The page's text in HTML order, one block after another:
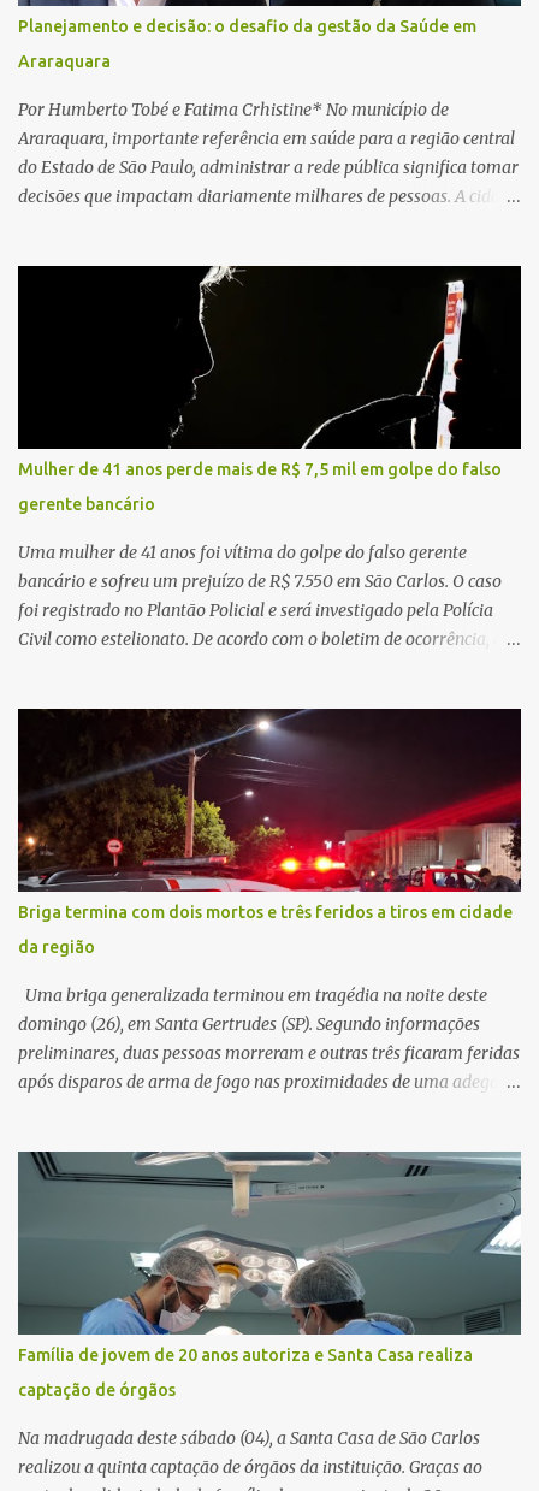
da Unidade de Suporte Avançado constataram o óbito da vítima.
Fonte: São Carlos Agora
Planejamento e decisão: o desafio da gestão da Saúde em
Araraquara
Por Humberto Tobé e Fatima Crhistine* No município de
Araraquara, importante referência em saúde para a região central
do Estado de São Paulo, administrar a rede pública significa tomar
decisões que impactam diariamente milhares de pessoas. A cidade
município, mas também de diversas cidades do entorno,
ampliando significativamente a responsabilidade da gestão sobre
o Sistema Único de Saúde (SUS). Nos últimos anos, o Governo
Federal tem ampliado investimentos destinados ao fortalecimento
da atenção básica, da infraestrutura hospitalar e da
regionalização dos serviços de saúde. Entretanto, em um cenário
de demandas crescentes e recursos necessariamente limitados, a
principal missão da gestão pública não é apenas investir mais,
mas decidir melhor onde investir para produzir o maior benefício
possível à população. Essa reflexão encontra respaldo tanto na
teoria da admini...
Mulher de 41 anos perde mais de R$ 7,5 mil em golpe do falso
gerente bancário
Uma mulher de 41 anos foi vítima do golpe do falso gerente
bancário e sofreu um prejuízo de R$ 7.550 em São Carlos. O caso
foi registrado no Plantão Policial e será investigado pela Polícia
Civil como estelionato. De acordo com o boletim de ocorrência, a
suspeito alegou que seria necessário atualizar o cadastro da conta
e passou a orientar a vítima sobre os procedimentos que deveriam
ser realizados. Dias depois, o golpista enviou um documento em
PDF simulando uma comunicação oficial da instituição financeira.
Na sequência, entrou em contato por telefone e encaminhou um
link, orientando a vítima a acessá-lo pelo computador para
concluir a suposta atualização cadastral. Após realizar o
procedimento, a conta bancária ficou bloqueada por algumas
horas. Sem conseguir acessar o sistema, a vítima tentou
novamente contato com o suposto gerente, mas não obteve
resposta. Na segunda-fe...
Briga termina com dois mortos e três feridos a tiros em cidade
da região
Uma briga generalizada terminou em tragédia na noite deste
domingo (26), em Santa Gertrudes (SP). Segundo informações
preliminares, duas pessoas morreram e outras três ficaram feridas
após disparos de arma de fogo nas proximidades de uma adega. O
começado dentro do estabelecimento e se estendido para a área
externa, quando dois homens armados passaram a efetuar
diversos disparos. Duas vítimas morreram ainda no local. Outras
três pessoas foram baleadas e socorridas. Até o momento, não
foram divulgadas informações oficiais sobre o estado de saúde dos
feridos. Equipes da Polícia Militar de Santa Gertrudes atenderam a
ocorrência e isolaram a área para o trabalho da perícia. Até a
última atualização, nenhum suspeito havia sido preso. A Polícia
Civil investigará a motivação da briga, a autoria dos disparos e as
circunstâncias do crime. A ocorrência segue em anda...
Família de jovem de 20 anos autoriza e Santa Casa realiza
captação de órgãos
Na madrugada deste sábado (04), a Santa Casa de São Carlos
realizou a quinta captação de órgãos da instituição. Graças ao